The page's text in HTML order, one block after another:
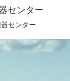
センター
センター.